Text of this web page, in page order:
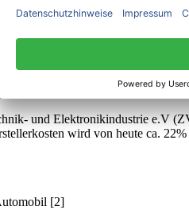
im Deutschen und
und Elektronikindustrie
wird von heute ca.
[2]